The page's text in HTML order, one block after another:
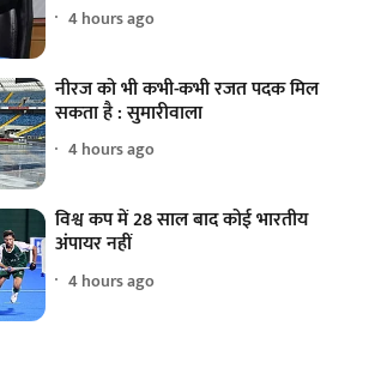
4 hours ago
नीरज को भी कभी-कभी रजत पदक मिल
सकता है : सुमारीवाला
4 hours ago
विश्व कप में 28 साल बाद कोई भारतीय
अंपायर नहीं
4 hours ago